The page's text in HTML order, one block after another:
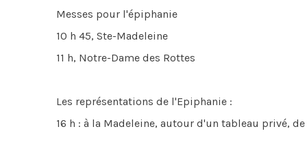
Messes pour l'épiphanie
10 h 45, Ste-Madeleine
11 h, Notre-Dame des Rottes
Les représentations de l'Epiphanie :
16 h : à la Madeleine, autour d'un tableau privé,